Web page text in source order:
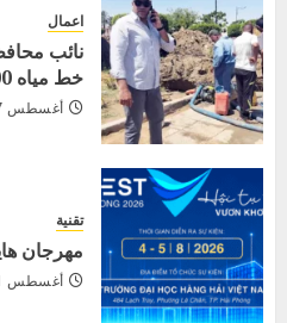
اعمال
نائب
خط مياه 400 مللي بشارع الجلاء (صور)
أغسطس 7, 2026
تقنية
مهرجان
أغسطس 1, 2026